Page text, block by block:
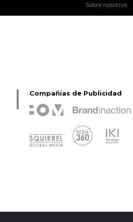
Sobre nosotros
Compañias de Publicidad